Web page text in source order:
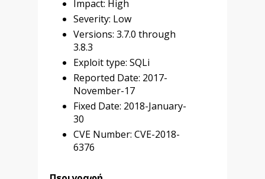
Impact: High
Severity: Low
Versions: 3.7.0 through
3.8.3
Exploit type: SQLi
Reported Date: 2017-
November-17
Fixed Date: 2018-January-
30
CVE Number: CVE-2018-
6376